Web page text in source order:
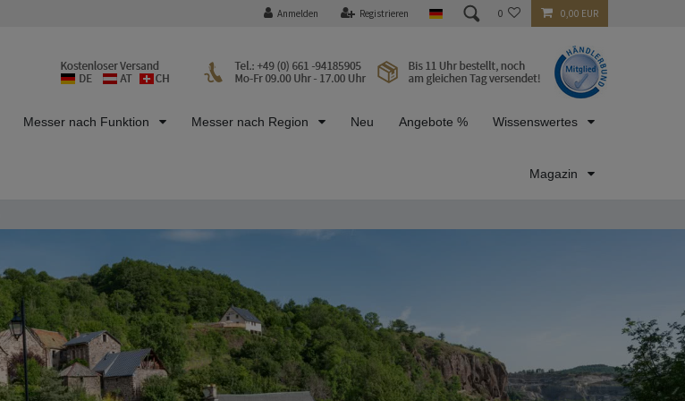
Anmelden Registrieren 0 0,00 EUR
Messer nach Funktion Messer nach Region Neu Angebote % Wissenswertes
Magazin